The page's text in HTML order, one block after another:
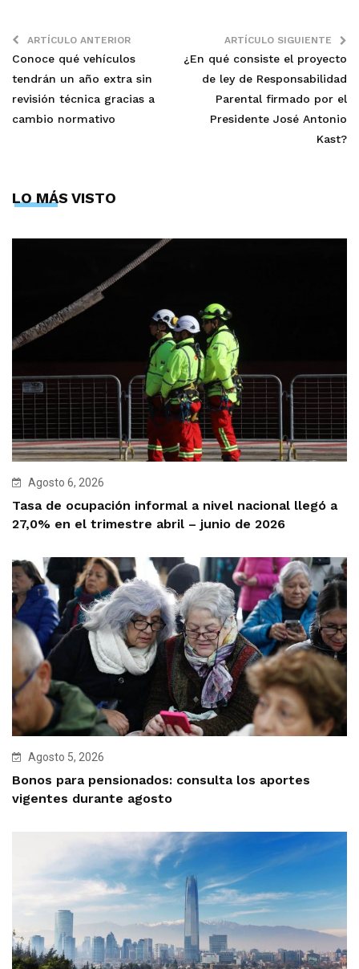
ARTÍCULO ANTERIOR
Conoce qué vehículos
tendrán un año extra sin
revisión técnica gracias a
cambio normativo
ARTÍCULO SIGUIENTE
¿En qué consiste el proyecto
de ley de Responsabilidad
Parental firmado por el
Presidente José Antonio
Kast?
LO MÁS VISTO
Agosto 6, 2026
Tasa de ocupación informal a nivel nacional llegó a
27,0% en el trimestre abril – junio de 2026
Agosto 5, 2026
Bonos para pensionados: consulta los aportes
vigentes durante agosto